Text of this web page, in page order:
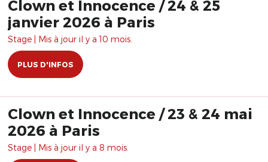
Clown et Innocence / 24 & 25
janvier 2026 à Paris
Stage | Mis à jour il y a 10 mois.
PLUS D'INFOS
Clown et Innocence / 23 & 24 mai
2026 à Paris
Stage | Mis à jour il y a 8 mois.